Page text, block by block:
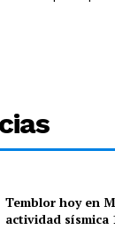
Temblor hoy en
actividad sísmica